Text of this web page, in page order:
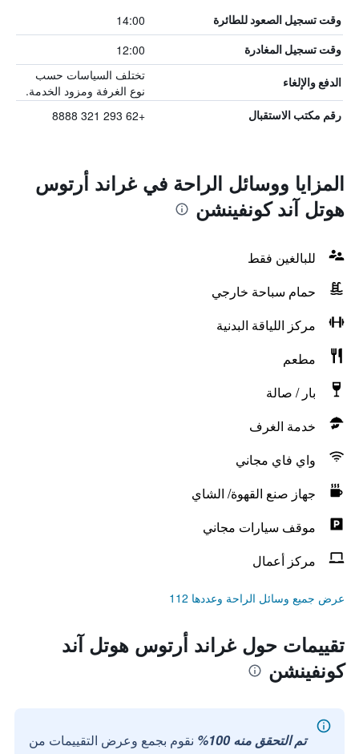
وقت تسجيل الصعود للطائرة 14:00
وقت تسجيل المغادرة 12:00
الدفع والإلغاء
تختلف السياسات حسب
نوع الغرفة ومزود الخدمة.
رقم مكتب الاستقبال +62 293 321 8888
المزايا ووسائل الراحة في غراند أرتوس
هوتل آند كونفينشن
للبالغين فقط
حمام سباحة خارجي
مركز اللياقة البدنية
مطعم
بار / صالة
خدمة الغرف
واي فاي مجاني
جهاز صنع القهوة/ الشاي
موقف سيارات مجاني
مركز أعمال
عرض جميع وسائل الراحة وعددها 112
تقييمات حول غراند أرتوس هوتل آند
كونفينشن
تم التحقق منه 100%
نقوم بجمع وعرض التقييمات من